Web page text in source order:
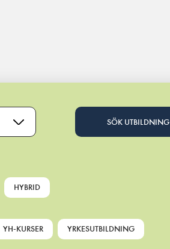
SÖK UTBILDNING
HYBRID
YH-KURSER YRKESUTBILDNING